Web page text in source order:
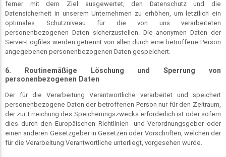
ferner mit dem Ziel ausgewertet, den Datenschutz und die
Datensicherheit in unserem Unternehmen zu erhöhen, um letztlich ein
optimales Schutzniveau für die von uns verarbeiteten
personenbezogenen Daten sicherzustellen. Die anonymen Daten der
Server-Logfiles werden getrennt von allen durch eine betroffene Person
angegebenen personenbezogenen Daten gespeichert.
6. Routinemäßige Löschung und Sperrung von
personenbezogenen Daten
Der für die Verarbeitung Verantwortliche verarbeitet und speichert
personenbezogene Daten der betroffenen Person nur für den Zeitraum,
der zur Erreichung des Speicherungszwecks erforderlich ist oder sofern
dies durch den Europäischen Richtlinien- und Verordnungsgeber oder
einen anderen Gesetzgeber in Gesetzen oder Vorschriften, welchen der
für die Verarbeitung Verantwortliche unterliegt, vorgesehen wurde.